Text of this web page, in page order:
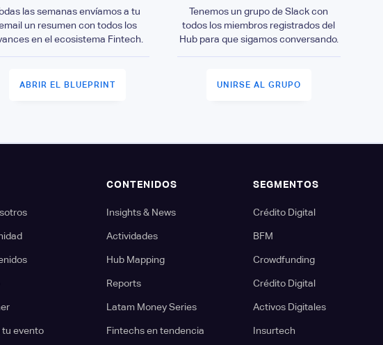
las semanas envíamos a tu
un resumen con todos los
en el ecosistema Fintech.
ABRIR EL BLUEPRINT
Tenemos un grupo de Slack con
todos los miembros registrados del
Hub para que sigamos conversando.
UNIRSE AL GRUPO
tu evento
CONTENIDOS
Insights & News
Actividades
Hub Mapping
Reports
Latam Money Series
Fintechs en tendencia
SEGMENTOS
Crédito Digital
BFM
Crowdfunding
Crédito Digital
Activos Digitales
Insurtech